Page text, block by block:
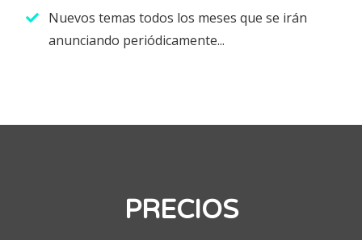
Nuevos temas todos los meses que se irán
anunciando periódicamente...
PRECIOS